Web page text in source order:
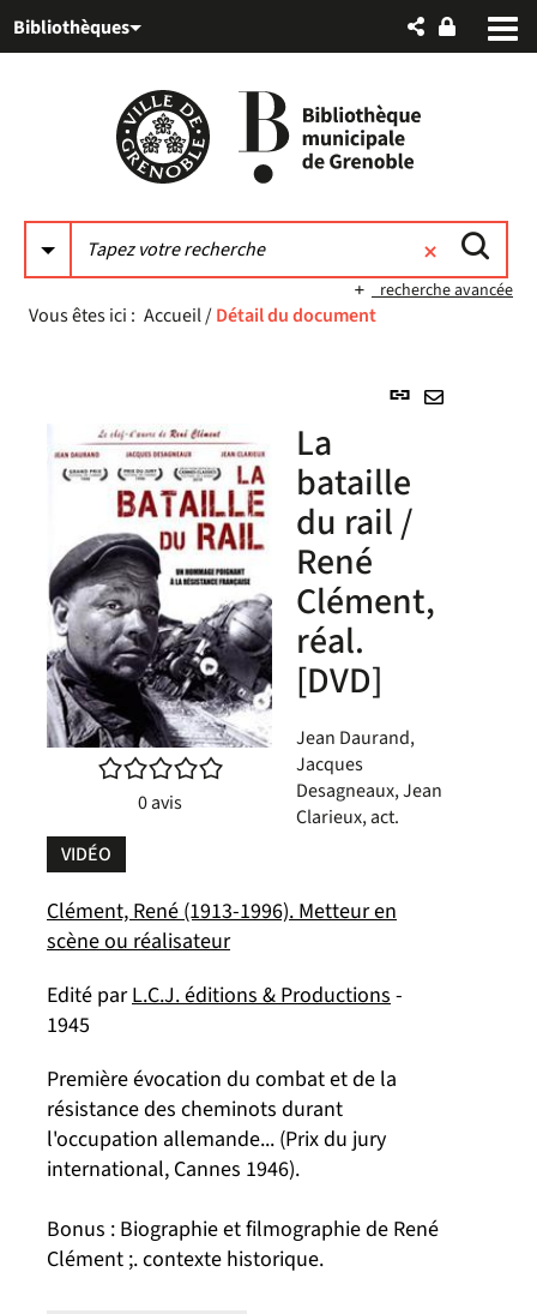
au
auBibliothèques
recherche avancée
Vous êtes ici : Accueil/Détail du document
Lien
/5
0avis
La
bataille
du rail /
René
Clément,
réal.
[DVD]
Jean Daurand,
Jacques
Desagneaux, Jean
Clarieux, act.
VIDÉO
Clément, René (1913-1996). Metteur en
scène ou réalisateur
Edité parL.C.J. éditions & Productions-
1945
Première évocation du combat et de la
résistance des cheminots durant
l'occupation allemande... (Prix du jury
international, Cannes 1946).
Bonus : Biographie et filmographie de René
Clément ;. contexte historique.